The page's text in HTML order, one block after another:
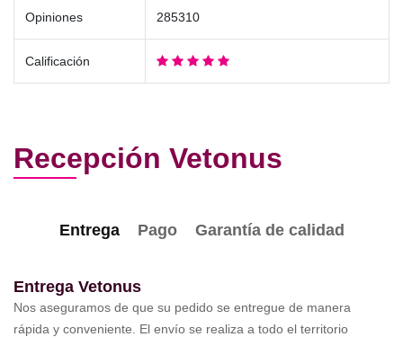
Opiniones 285310
Calificación
Recepción Vetonus
Entrega Pago Garantía de calidad
Entrega Vetonus
Nos aseguramos de que su pedido se entregue de manera
rápida y conveniente. El envío se realiza a todo el territorio